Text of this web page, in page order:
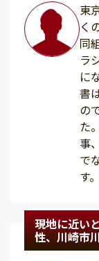
東
く
同
ラ
に
書
の
た
事
で
す。
現地に近い
性、川崎市